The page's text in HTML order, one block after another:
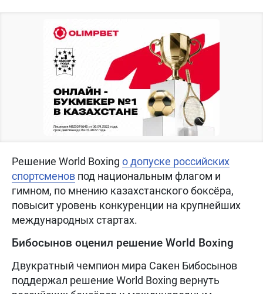
Решение World Boxing о допуске российских
спортсменов под национальным флагом и
гимном, по мнению казахстанского боксёра,
повысит уровень конкуренции на крупнейших
международных стартах.
Бибосынов оценил решение World Boxing
Двукратный чемпион мира Сакен Бибосынов
поддержал решение World Boxing вернуть